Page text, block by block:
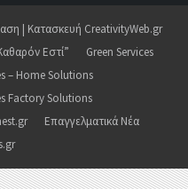
| Κατασκευή CreativityWeb.gr
Εστί”
Green Services
– Home Solutions
Factory Solutions
Επαγγελματικά Νέα